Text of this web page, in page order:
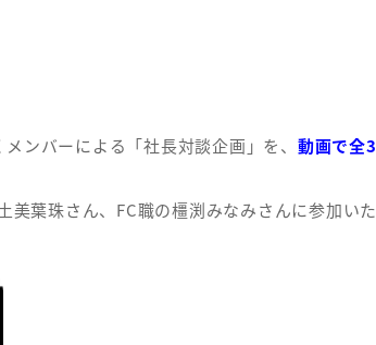
ンバーによる「社長対談企画」を、 動画で全
美葉珠さん、FC職の橿渕みなみさんに参加い